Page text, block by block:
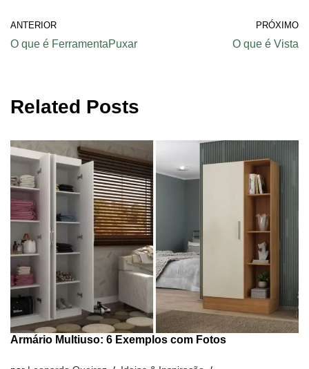
ANTERIOR
O que é FerramentaPuxar
PRÓXIMO
O que é Vista
Related Posts
Armário Multiuso: 6 Exemplos com Fotos